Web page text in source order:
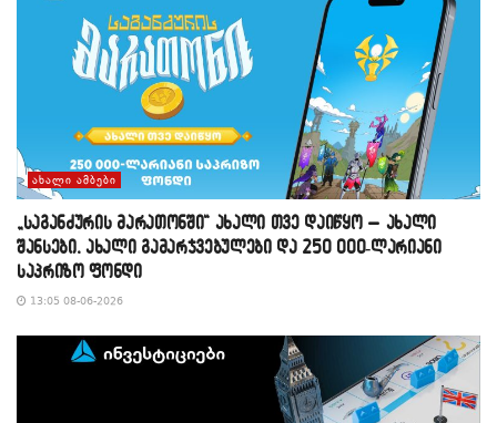
ᲐᲮᲐᲚᲘ ᲐᲛᲑᲔᲑᲘ
„საგანძურის მარათონში“ ახალი თვე დაიწყო – ახალი
შანსები, ახალი გამარჯვებულები და 250 000-ლარიანი
საპრიზო ფონდი
13:05 08-06-2026